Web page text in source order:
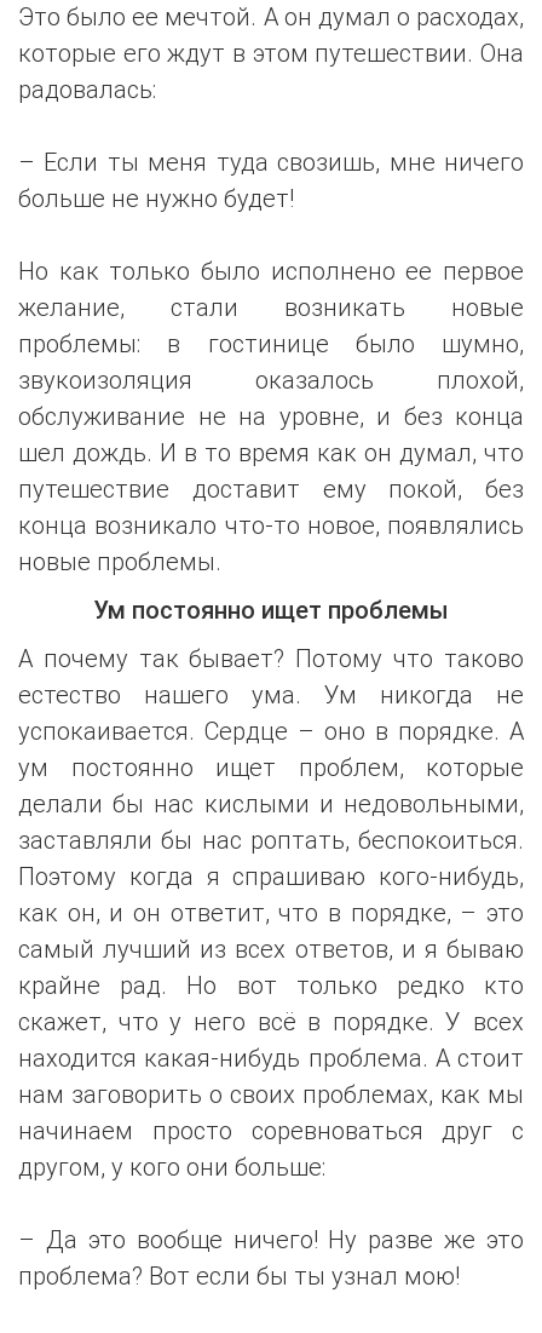
Это было ее мечтой. А он думал о расходах,
которые его ждут в этом путешествии. Она
радовалась:
– Если ты меня туда свозишь, мне ничего
больше не нужно будет!
Но как только было исполнено ее первое
желание, стали возникать новые
проблемы: в гостинице было шумно,
звукоизоляция оказалось плохой,
обслуживание не на уровне, и без конца
шел дождь. И в то время как он думал, что
путешествие доставит ему покой, без
конца возникало что-то новое, появлялись
новые проблемы.
Ум постоянно ищет проблемы
А почему так бывает? Потому что таково
естество нашего ума. Ум никогда не
успокаивается. Сердце – оно в порядке. А
ум постоянно ищет проблем, которые
делали бы нас кислыми и недовольными,
заставляли бы нас роптать, беспокоиться.
Поэтому когда я спрашиваю кого-нибудь,
как он, и он ответит, что в порядке, – это
самый лучший из всех ответов, и я бываю
крайне рад. Но вот только редко кто
скажет, что у него всё в порядке. У всех
находится какая-нибудь проблема. А стоит
нам заговорить о своих проблемах, как мы
начинаем просто соревноваться друг с
другом, у кого они больше:
– Да это вообще ничего! Ну разве же это
проблема? Вот если бы ты узнал мою!